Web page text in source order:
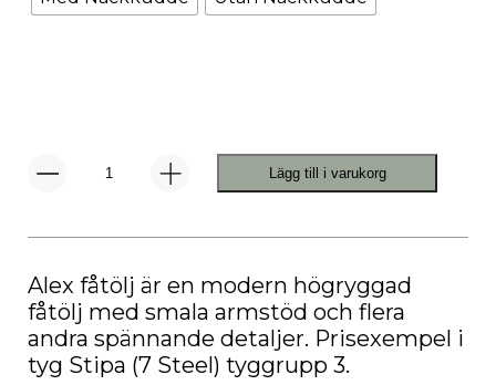
Alex
Lägg till i varukorg
Alex fåtölj är en modern högryggad
fåtölj med smala armstöd och flera
andra spännande detaljer. Prisexempel i
tyg Stipa (7 Steel) tyggrupp 3.